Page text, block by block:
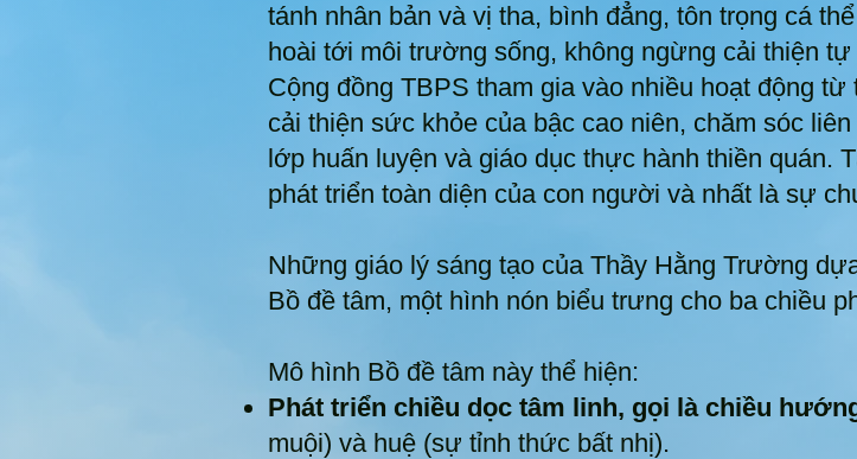
tánh nhân bản và vị tha, bình đẳng, tôn trọng cá
hoài tới môi trường sống, không ngừng cải thiện
Cộng đồng TBPS tham gia vào nhiều hoạt động
cải thiện sức khỏe của bậc cao niên, chăm sóc
lớp huấn luyện và giáo dục thực hành thiền quán.
phát triển toàn diện của con người và nhất là sự
Những giáo lý sáng tạo của Thầy Hằng Trường
Bồ đề tâm, một hình nón biểu trưng cho ba chiều
Mô hình Bồ đề tâm này thể hiện:
Phát triển chiều dọc tâm linh, gọi là chiều
muội) và huệ (sự tỉnh thức bất nhị).